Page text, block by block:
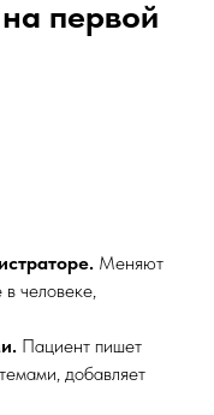
первой
Меняют
человеке,
Пациент пишет
добавляет